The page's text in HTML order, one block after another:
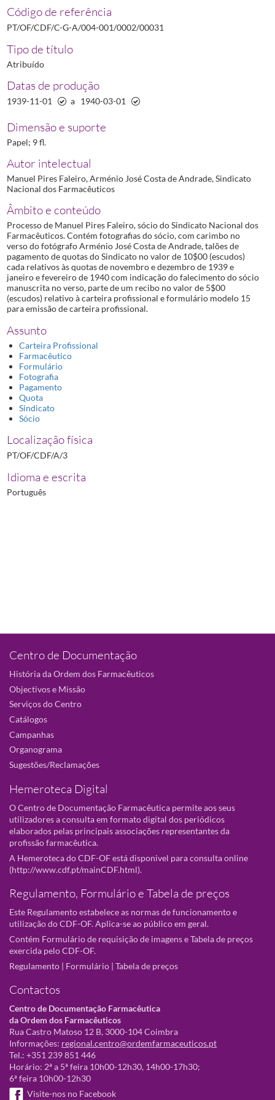
00031
Processo de Manuel Pires Faleiro
00032
Processo de Mário Coelho Teixeira
00033
00007
Processo de António José da Costa
Processo de Carlos Avelar Pereira de Jesus
Código de referência
PT/OF/CDF/C-G-A/004-001/0002/00031
Tipo de título
Atribuído
Datas de produção
1939-11-01 a 1940-03-01
Dimensão e suporte
Papel; 9 fl.
Autor intelectual
Manuel Pires Faleiro, Arménio José Costa de Andrade, Sindicato
Nacional dos Farmacêuticos
Âmbito e conteúdo
Processo de Manuel Pires Faleiro, sócio do Sindicato Nacional dos
Farmacêuticos. Contém fotografias do sócio, com carimbo no
verso do fotógrafo Arménio José Costa de Andrade, talões de
pagamento de quotas do Sindicato no valor de 10$00 (escudos)
cada relativos às quotas de novembro e dezembro de 1939 e
janeiro e fevereiro de 1940 com indicação do falecimento do sócio
manuscrita no verso, parte de um recibo no valor de 5$00
(escudos) relativo à carteira profissional e formulário modelo 15
para emissão de carteira profissional.
Assunto
Carteira Profissional
Farmacêutico
Formulário
Fotografia
Pagamento
Quota
Sindicato
Sócio
Localização física
PT/OF/CDF/A/3
Idioma e escrita
Português
Centro de Documentação
História da Ordem dos Farmacêuticos
Objectivos e Missão
Serviços do Centro
Catálogos
Campanhas
Organograma
Sugestões/Reclamações
Hemeroteca Digital
O Centro de Documentação Farmacêutica permite aos seus
utilizadores a consulta em formato digital dos periódicos
elaborados pelas principais associações representantes da
profissão farmacêutica.
A Hemeroteca do CDF-OF está disponivel para consulta online
(http://www.cdf.pt/mainCDF.html).
Regulamento, Formulário e Tabela de preços
Este Regulamento estabelece as normas de funcionamento e
utilização do CDF-OF. Aplica-se ao público em geral.
Contém Formulário de requisição de imagens e Tabela de preços
exercida pelo CDF-OF.
Regulamento | Formulário | Tabela de preços
Contactos
Centro de Documentação Farmacêutica
da Ordem dos Farmacêuticos
Rua Castro Matoso 12 B, 3000-104 Coimbra
Informações: regional.centro@ordemfarmaceuticos.pt
Tel.: +351 239 851 446
Horário: 2ª a 5ª feira 10h00-12h30, 14h00-17h30;
6ª feira 10h00-12h30
Visite-nos no Facebook